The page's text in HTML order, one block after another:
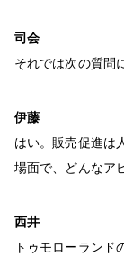
司会
それでは次の質問
伊藤
はい。販売促進は
場面で、どんなア
西井
トゥモローランド